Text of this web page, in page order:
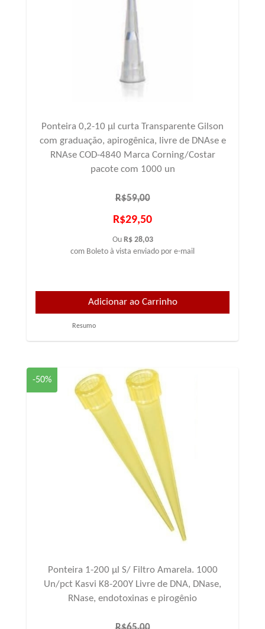
Ponteira 0,2-10 µl curta Transparente Gilson
com graduação, apirogênica, livre de DNAse e
RNAse COD-4840 Marca Corning/Costar
pacote com 1000 un
R$59,00
R$29,50
Ou R$ 28,03
com Boleto à vista enviado por e-mail
Resumo
-50%
Ponteira 1-200 µl S/ Filtro Amarela. 1000
Un/pct Kasvi K8-200Y Livre de DNA, DNase,
RNase, endotoxinas e pirogênio